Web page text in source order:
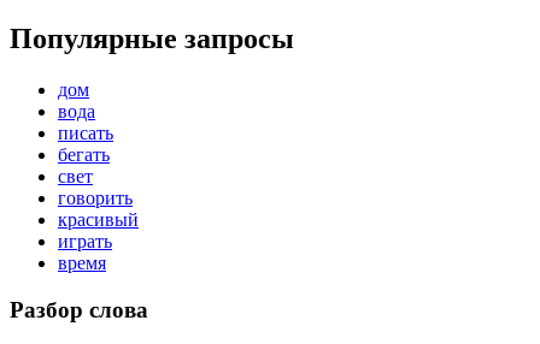
Популярные запросы
дом
вода
писать
бегать
свет
говорить
красивый
играть
время
Разбор слова